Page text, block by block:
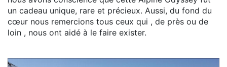
un cadeau unique, rare et précieux. Aussi, du fond du
cœur nous remercions tous ceux qui , de près ou de
loin , nous ont aidé à le faire exister.